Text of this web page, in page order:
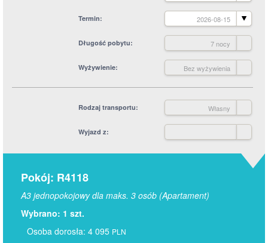
Termin 2026-08-15
Długość pobytu 7 nocy
Wyżywienie Bez wyżywienia
Rodzaj transportu Własny
Wyjazd z
Pokój: R4118
A3 jednopokojowy dla maks. 3 osób (Apartament)
Wybrano: 1 szt.
Osoba dorosła: 4 095 PLN